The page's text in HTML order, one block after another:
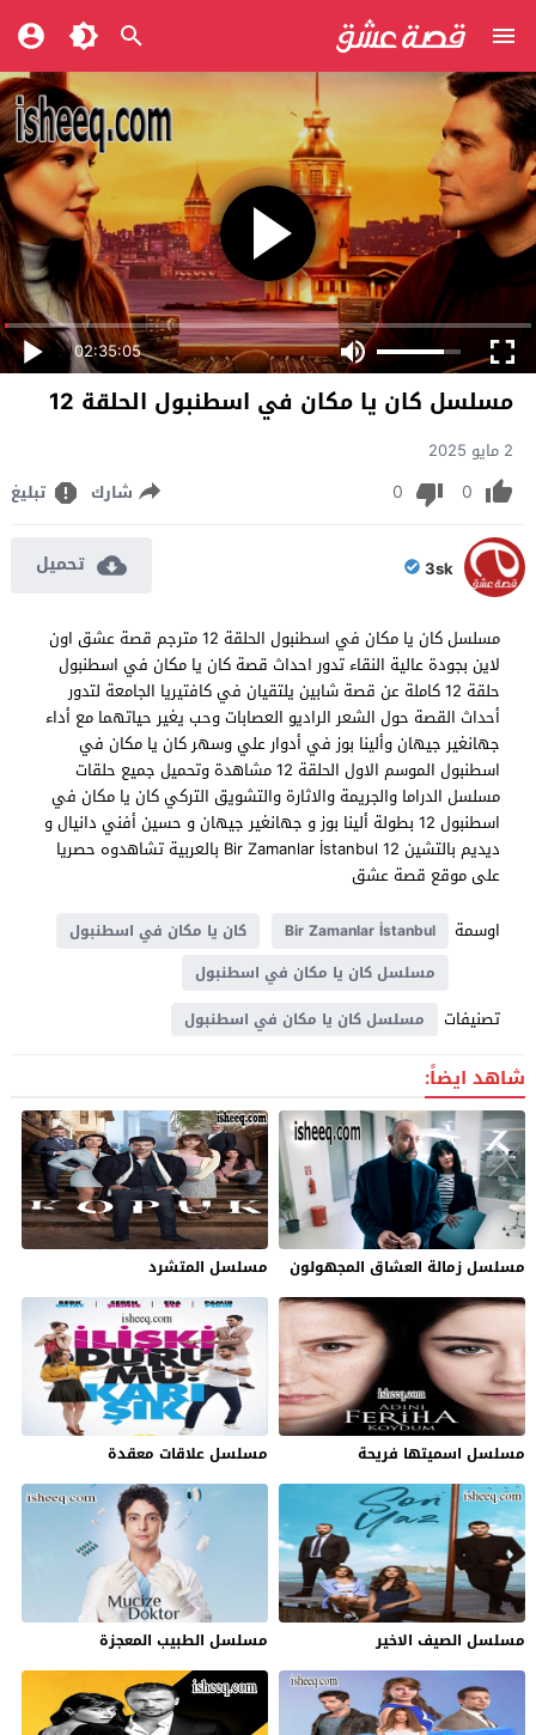
02:35:05
مسلسل كان يا مكان في اسطنبول الحلقة 12
2 مايو 2025
0
0 شارك تبليغ
3sk تحميل
مسلسل كان يا مكان في اسطنبول الحلقة 12 مترجم قصة عشق اون
لاين بجودة عالية النقاء تدور احداث قصة كان يا مكان في اسطنبول
حلقة 12 كاملة عن قصة شابين يلتقيان في كافتيريا الجامعة لتدور
أحداث القصة حول الشعر الراديو العصابات وحب يغير حياتهما مع أداء
جهانغير جيهان وألينا بوز في أدوار علي وسهر كان يا مكان في
اسطنبول الموسم الاول الحلقة 12 مشاهدة وتحميل جميع حلقات
مسلسل الدراما والجريمة والاثارة والتشويق التركي كان يا مكان في
اسطنبول 12 بطولة ألينا بوز و جهانغير جيهان و حسين أفني دانيال و
ديديم بالتشين Bir Zamanlar İstanbul 12 بالعربية تشاهدوه حصريا
على موقع قصة عشق
اوسمة
Bir Zamanlar İstanbul
كان يا مكان في اسطنبول
مسلسل كان يا مكان في اسطنبول
تصنيفات مسلسل كان يا مكان في اسطنبول
شاهد ايضاً:
مسلسل زمالة العشاق المجهولون مسلسل المتشرد
مسلسل اسميتها فريحة مسلسل علاقات معقدة
مسلسل الصيف الاخير مسلسل الطبيب المعجزة